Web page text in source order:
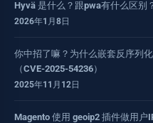
Hyvä 是什么？跟pwa有什么区别
2026年1月8日
你中招了嘛？为什么嵌套反序列
（CVE-2025-54236）
2025年11月12日
Magento 使用 geoip2 插件做用户